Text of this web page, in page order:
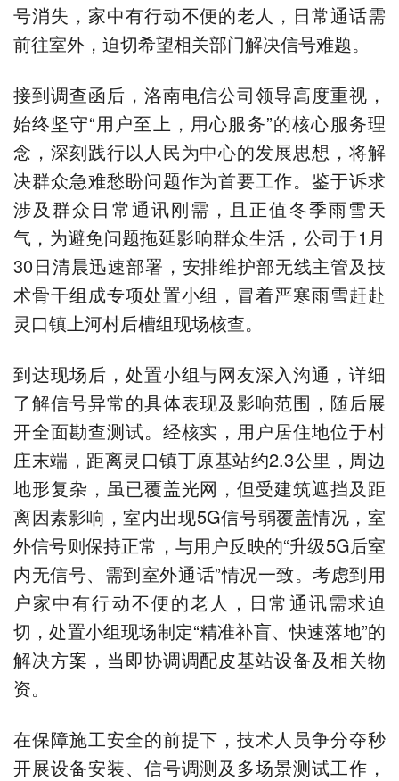
号消失，家中有行动不便的老人，日常通话需
前往室外，迫切希望相关部门解决信号难题。
接到调查函后，洛南电信公司领导高度重视，
始终坚守“用户至上，用心服务”的核心服务理
念，深刻践行以人民为中心的发展思想，将解
决群众急难愁盼问题作为首要工作。鉴于诉求
涉及群众日常通讯刚需，且正值冬季雨雪天
气，为避免问题拖延影响群众生活，公司于1月
30日清晨迅速部署，安排维护部无线主管及技
术骨干组成专项处置小组，冒着严寒雨雪赶赴
灵口镇上河村后槽组现场核查。
到达现场后，处置小组与网友深入沟通，详细
了解信号异常的具体表现及影响范围，随后展
开全面勘查测试。经核实，用户居住地位于村
庄末端，距离灵口镇丁原基站约2.3公里，周边
地形复杂，虽已覆盖光网，但受建筑遮挡及距
离因素影响，室内出现5G信号弱覆盖情况，室
外信号则保持正常，与用户反映的“升级5G后室
内无信号、需到室外通话”情况一致。考虑到用
户家中有行动不便的老人，日常通讯需求迫
切，处置小组现场制定“精准补盲、快速落地”的
解决方案，当即协调调配皮基站设备及相关物
资。
在保障施工安全的前提下，技术人员争分夺秒
开展设备安装、信号调测及多场景测试工作，